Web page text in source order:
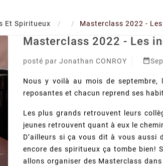
Et Spiritueux Masterclass 2022 -
Masterclass 2022 - Les
posté parJonathan CONROY 
Nous y voilà au mois de septembre,
reposantes et chacun reprend ses
Les plus grands retrouvent leurs
jeunes retrouvent quant à eux le
D’ailleurs si ça vous dit à vous aussi
encore des spiritueux ça tombe bien!
allons organiser des Masterclass